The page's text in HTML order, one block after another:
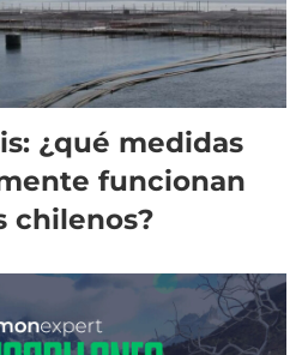
¿qué medidas
funcionan
chilenos?